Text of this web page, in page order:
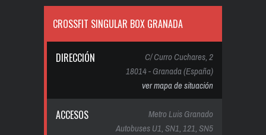
CROSSFIT SINGULAR BOX GRANADA
DIRECCIÓN
C/ Curro Cuchares, 2
18014 - Granada (España)
ver mapa de situación
ACCESOS
Metro Luis Granado
Autobuses U1, SN1, 121, SN5